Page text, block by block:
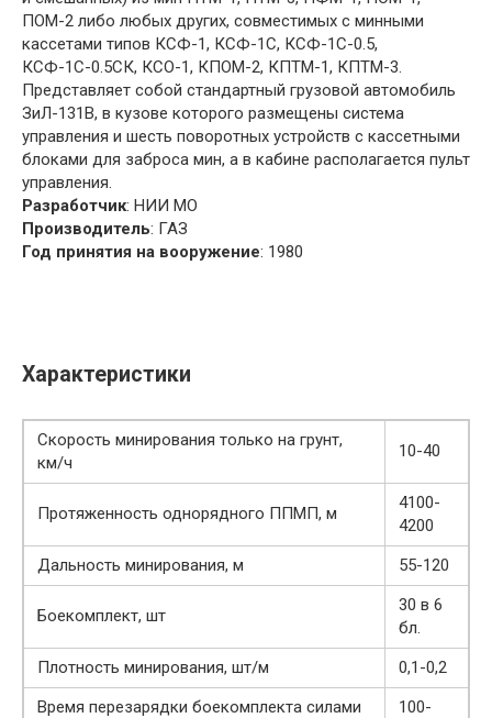
ПОМ-2 либо любых других, совместимых с минными
кассетами типов КСФ-1, КСФ-1С, КСФ-1С-0.5,
КСФ-1С-0.5СК, КСО-1, КПОМ-2, КПТМ-1, КПТМ-3.
Представляет собой стандартный грузовой автомобиль
ЗиЛ-131В, в кузове которого размещены система
управления и шесть поворотных устройств с кассетными
блоками для заброса мин, а в кабине располагается пульт
управления.
Разработчик: НИИ МО
Производитель: ГАЗ
Год принятия на вооружение: 1980
Характеристики
Скорость минирования только на грунт,
км/ч
10-40
Протяженность однорядного ППМП, м
4100-
4200
Дальность минирования, м
55-120
Боекомплект, шт
30 в 6
бл.
Плотность минирования, шт/м
0,1-0,2
Время перезарядки боекомплекта силами
100-